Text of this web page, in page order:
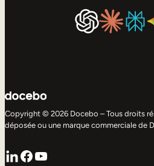
Copyright © 2026 Docebo – Tous droits
déposée ou une marque commerciale de
LinkedIn
Facebook
YouTube